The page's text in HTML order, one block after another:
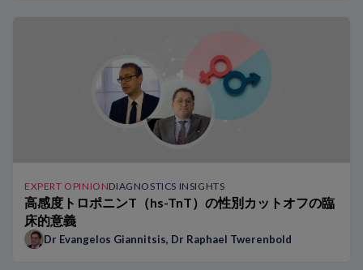
EXPERT OPINIONDIAGNOSTICS INSIGHTS
高感度トロポニンT（hs-TnT）の性別カットオフの臨
床的意義
Dr Evangelos Giannitsis, Dr Raphael Twerenbold